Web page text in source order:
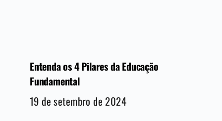
Entenda os 4 Pilares da Educação
Fundamental
19 de setembro de 2024